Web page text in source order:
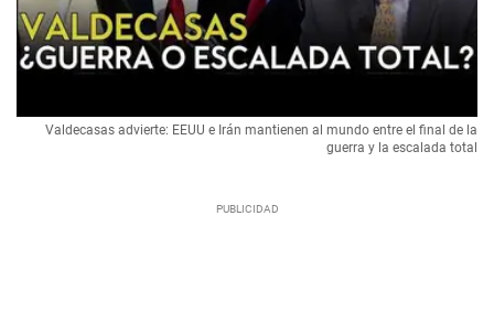
Valdecasas advierte: EEUU e Irán mantienen al mundo entre el final de la
guerra y la escalada total